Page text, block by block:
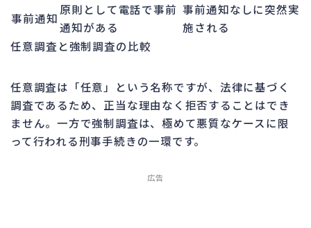
事前通知
原則として電話で事前
通知がある
事前通知なしに突然実
施される
任意調査と強制調査の比較
任意調査は「任意」という名称ですが、法律に基づく
調査であるため、正当な理由なく拒否することはでき
ません。一方で強制調査は、極めて悪質なケースに限
って行われる刑事手続きの一環です。
広告